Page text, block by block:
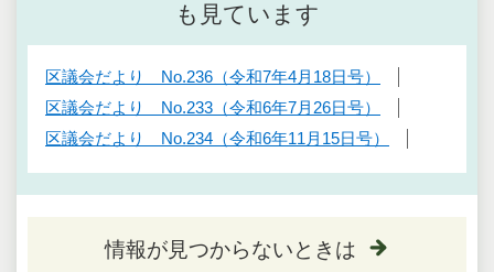
も見ています
区議会だより No.236（令和7年4月18日号）
区議会だより No.233（令和6年7月26日号）
区議会だより No.234（令和6年11月15日号）
情報が見つからないときは